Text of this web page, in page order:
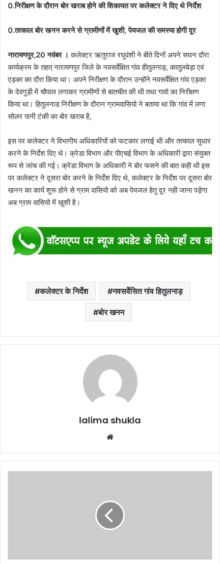
email
0.निरीक्षण के दौरान बोर खराब होने की शिकायत पर कलेक्टर ने दिए थे निर्देश
0.तत्काल बोर खनन करने से ग्रामीणों में खुशी, पेयजल की समस्या होगी दूर
नारायणपुर,20 नवंबर । कलेक्टर ऋतुराज रघुवंशी ने बीते दिनों अपने सघन दौरा
कार्यक्रम के तहत् नारायणपुर जिले के नवसर्वेक्षित गांव हीतुलनाड़, कातुलबेड़ा एवं
एड़का का दौरा किया था। अपने निरीक्षण के दौरान उन्होंने नवसर्वेक्षित गांव एड़का
के देवगुड़ी में चौपाल लगाकर ग्रामीणों से बातचीत की थी तथा गावो का निरीक्षण
किया था। हितुलनाड निरीक्षण के दौरान ग्रामवासियो ने बताया था कि गांव में लगा
सोलर पानी टंकी का बोर खराब है,
इस पर कलेक्टर ने विभागीय अधिकारियों को फटकार लगाई थी और तत्काल सुधार
करने के निर्देश दिए थे। क्रेडा विभाग और पीएचई विभाग के अधिकारी द्वारा संयुक्त
रूप से जांच की गई। क्रेडा विभाग के अधिकारी ने बोर फसने की बात कही थी इस
पर कलेक्टर ने दूसरा बोर करने के निर्देश दिए थे, कलेक्टर के निर्देश पर दूसरा बोर
खनन का कार्य शुरू होने से ग्राम वासियो को अब पेयजल हेतु दूर नही जाना पड़ेगा
अब ग्राम वासियो में खुशी है।
कलेक्टर के निर्देश नवसर्वेसित गांव हितुलनाड़
बोर खनन
lalima shukla